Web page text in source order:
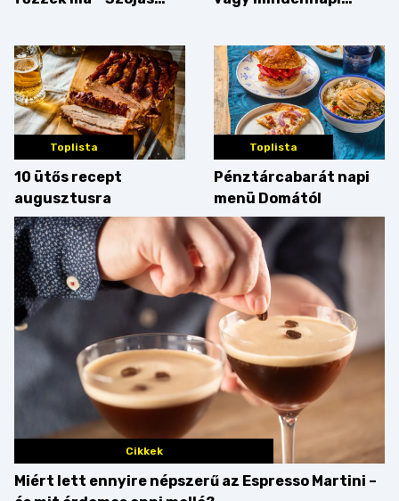
az érveket
Toplista
10 ütős recept
augusztusra
Toplista
Pénztárcabarát napi
menü Domától
Cikkek
Miért lett ennyire népszerű az Espresso Martini –